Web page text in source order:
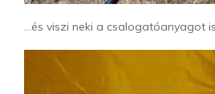
…és viszi neki a csalogatóanyagot is